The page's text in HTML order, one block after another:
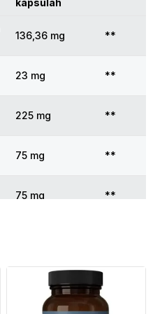
kapsulah
136,36 mg **
23 mg **
225 mg **
75 mg **
75 mg **